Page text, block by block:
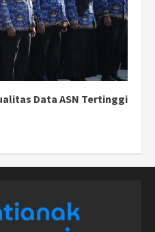
Data ASN Tertinggi